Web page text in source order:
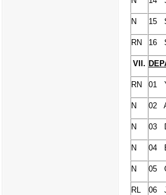
N 15
RN 16
VII.
RN 01
N 02
N 03
N 04
N 05
RL 06